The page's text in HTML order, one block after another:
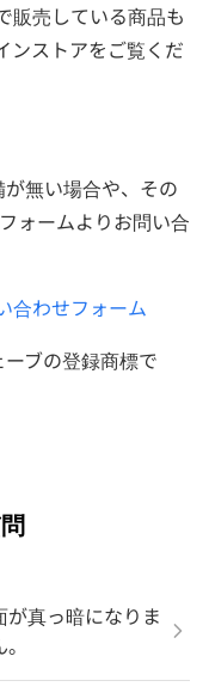
販売している商品も
ンストアをご覧くだ
無い場合や、その
ォームよりお問い合
合わせフォーム
ブの登録商標で
が真っ暗になりま